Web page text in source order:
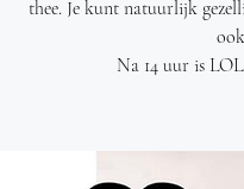
thee. Je kunt natuurlijk
Na 14 uur is